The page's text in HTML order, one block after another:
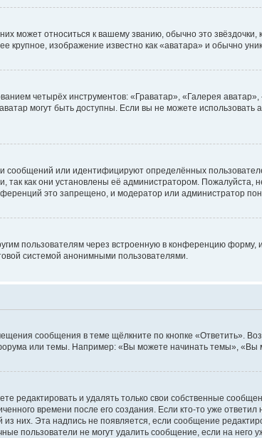
может относиться к вашему званию, обычно это звёздочки,
изображение известно как «аватара» и обычно
четырёх инструментов: «Граватар», «Галерея
могут быть доступны. Если вы не можете использовать
или идентифицируют определённых
как они установлены её администратором. Пожалуйста,
это запрещено, и модератор или администратор
пользователям через встроенную в конференцию форму,
системой анонимными пользователями.
сообщения в теме щёлкните по кнопке «Ответить».
или темы. Например: «Вы можете начинать темы», «Вы
редактировать и удалять только свои собственные
времени после его создания. Если кто-то уже
них. Эта надпись не появляется, если сообщение
пользователи не могут удалить сообщение, если на него